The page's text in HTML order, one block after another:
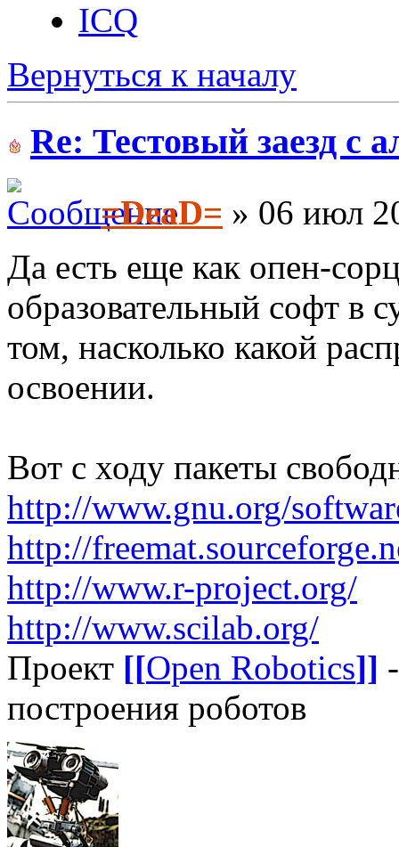
ICQ
Вернуться к началу
Re: Тестовый заезд с
=DeaD= » 06 июл
Да есть еще как опен-
образовательный софт в
том, насколько какой
освоении.
Вот с ходу пакеты
http://www.gnu.org/
http://
http://www.r-project.org/
http://www.scilab.org/
Проект [[Open Robotics]]
построения роботов